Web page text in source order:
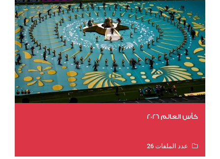
كأس العالم 2026
عدد الملفات 26